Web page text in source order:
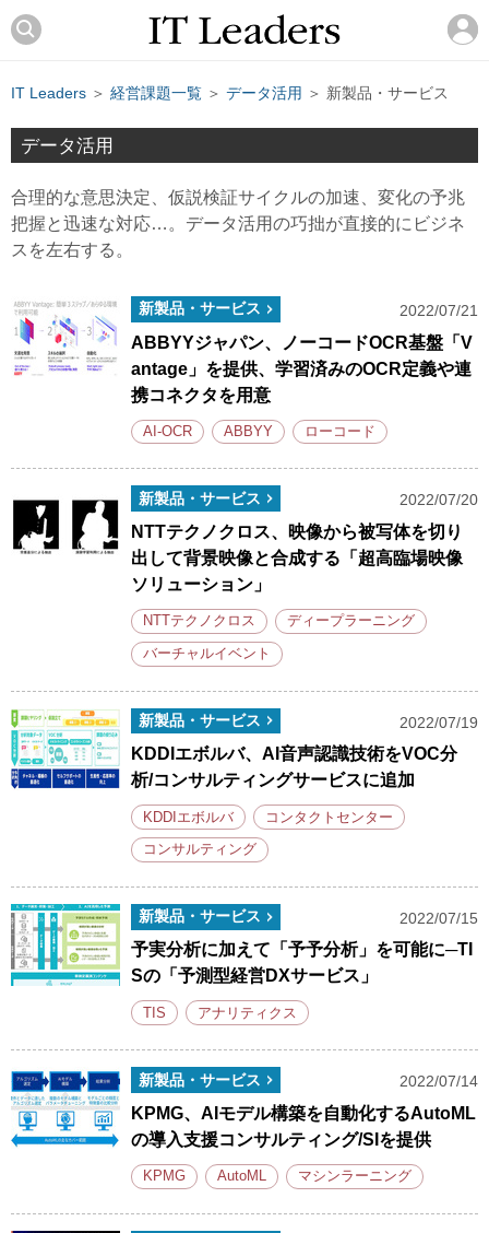
IT Leaders ＞ 経営課題一覧 ＞ データ活用 ＞ 新製品・サービス
データ活用
合理的な意思決定、仮説検証サイクルの加速、変化の予兆
把握と迅速な対応…。データ活用の巧拙が直接的にビジネ
スを左右する。
新製品・サービス 2022/07/21
ABBYYジャパン、ノーコードOCR基盤「V
antage」を提供、学習済みのOCR定義や連
携コネクタを用意
AI-OCR ABBYY ローコード
新製品・サービス 2022/07/20
NTTテクノクロス、映像から被写体を切り
出して背景映像と合成する「超高臨場映像
ソリューション」
NTTテクノクロス ディープラーニング
バーチャルイベント
新製品・サービス 2022/07/19
KDDIエボルバ、AI音声認識技術をVOC分
析/コンサルティングサービスに追加
KDDIエボルバ コンタクトセンター
コンサルティング
新製品・サービス 2022/07/15
予実分析に加えて「予予分析」を可能に─TI
Sの「予測型経営DXサービス」
TIS アナリティクス
新製品・サービス 2022/07/14
KPMG、AIモデル構築を自動化するAutoML
の導入支援コンサルティング/SIを提供
KPMG AutoML マシンラーニング